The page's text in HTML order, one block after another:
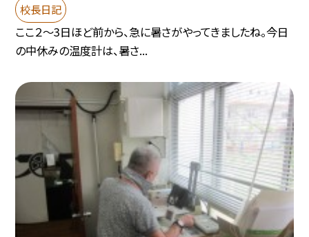
校長日記
ここ２～3日ほど前から、急に暑さがやってきましたね。今日
の中休みの温度計は、暑さ...